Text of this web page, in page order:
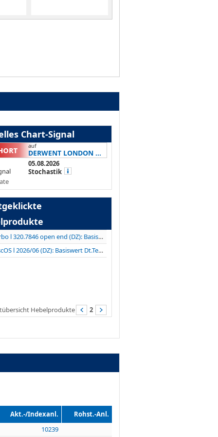
Chart-Signal
auf
DERWENT LONDON ...
05.08.2026
Stochastik
Turbo l 320.7846 open end (DZ): Basiswert LVMH
DiscOS l 2026/06 (DZ): Basiswert Dt.Telekom
Hebelprodukte 2
Akt.-/Indexanl.
Rohst.-Anl.
10239